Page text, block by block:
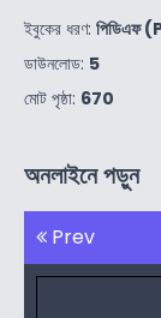
ইবুকের ধরণ: পিডিএফ
ডাউনলোড: 5
মোট পৃষ্ঠা: 670
অনলাইনে পড়ুন
Prev